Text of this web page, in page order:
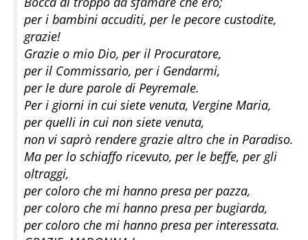
per i bambini accuditi, per le pecore custodite,
grazie!
Grazie o mio Dio, per il Procuratore,
per il Commissario, per i Gendarmi,
per le dure parole di Peyremale.
Per i giorni in cui siete venuta, Vergine Maria,
per quelli in cui non siete venuta,
non vi saprò rendere grazie altro che in Paradiso.
Ma per lo schiaffo ricevuto, per le beffe, per gli
oltraggi,
per coloro che mi hanno presa per pazza,
per coloro che mi hanno presa per bugiarda,
per coloro che mi hanno presa per interessata.